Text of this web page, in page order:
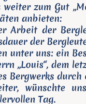
zum Gut
anbieten:
Arbeit der
der
unter uns: ein
„Louis“, dem
Bergwerks
wünschte
Tag.